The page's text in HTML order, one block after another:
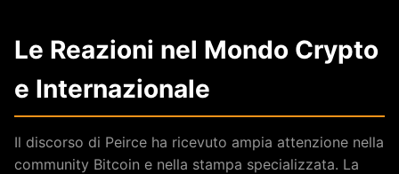
Le Reazioni nel Mondo Crypto
e Internazionale
Il discorso di Peirce ha ricevuto ampia attenzione nella
community Bitcoin e nella stampa specializzata. La